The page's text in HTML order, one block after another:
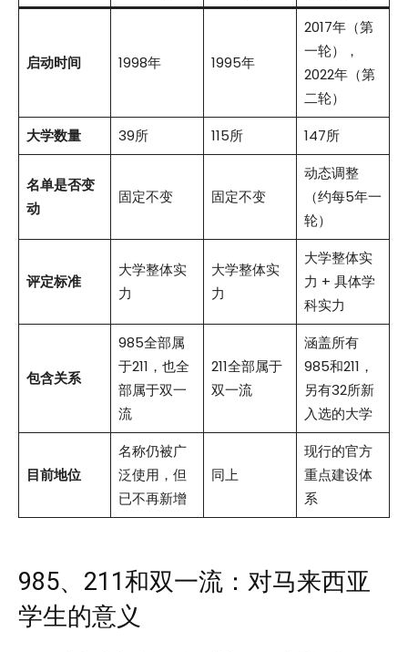
启动时间 1998年 1995年
2017年（第
一轮），
2022年（第
二轮）
大学数量
39所 115所 147所
名单是否变
动
固定不变 固定不变
动态调整
（约每5年一
轮）
评定标准
大学整体实
力
大学整体实
力
大学整体实
力 + 具体学
科实力
包含关系
985全部属
于211，也全
部属于双一
流
211全部属于
双一流
涵盖所有
985和211，
另有32所新
入选的大学
目前地位
名称仍被广
泛使用，但
已不再新增
同上
现行的官方
重点建设体
系
985、211和双一流：对马来西亚
学生的意义